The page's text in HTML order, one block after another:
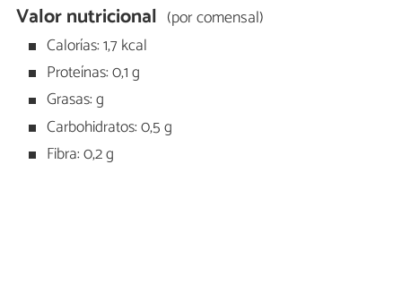
Valor nutricional (por comensal)
Calorías: 1,7 kcal
Proteínas: 0,1 g
Grasas: g
Carbohidratos: 0,5 g
Fibra: 0,2 g